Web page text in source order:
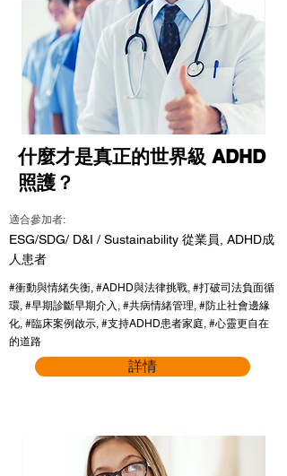
什麼才是真正的世界級 ADHD
照護？
適合參加者:
ESG/SDG/ D&I / Sustainability 從業員, ADHD成
人患者
#衝動與情緒失衡, #ADHD與法律挑戰, #打破司法負面循
環, #早期診斷早期介入, #共病情緒管理, #防止社會邊緣
化, #臨床案例啟示, #支持ADHD患者家庭, #心靈更自在
的道路
詳情